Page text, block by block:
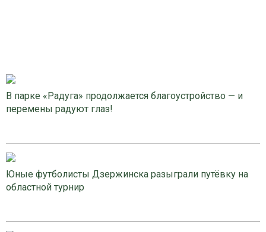
В парке «Радуга» продолжается благоустройство — и
перемены радуют глаз!
Юные футболисты Дзержинска разыграли путёвку на
областной турнир